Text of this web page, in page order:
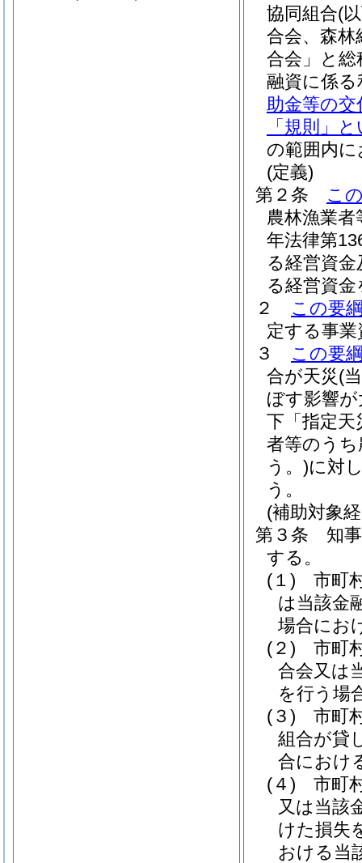
協同組合(
合会、森林
合会」と総
融資に係
助金等の
「規則」
の範囲内
(定義)
第２条
こ
農林漁業
年法律第
る経営資
る経営資
２
この要
定する事
３
この要
合が天災(
ぼす影響
下「指定天
者等のう
う。)に対
う。
(補助対象
第３条
知
する。
(１)
市町
は当該金
場合にお
(２)
市町
合会又は
を行う場
(３)
市町
組合が貸
合におけ
(４)
市町
又は当該
けた損失
おける当